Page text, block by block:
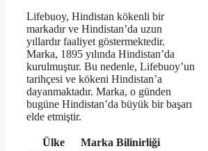
Lifebuoy, Hindistan kökenli bir
markadır ve Hindistan’da uzun
yıllardır faaliyet göstermektedir.
Marka, 1895 yılında Hindistan’da
kurulmuştur. Bu nedenle, Lifebuoy’un
tarihçesi ve kökeni Hindistan’a
dayanmaktadır. Marka, o günden
bugüne Hindistan’da büyük bir başarı
elde etmiştir.
Ülke
Marka Bilinirliği